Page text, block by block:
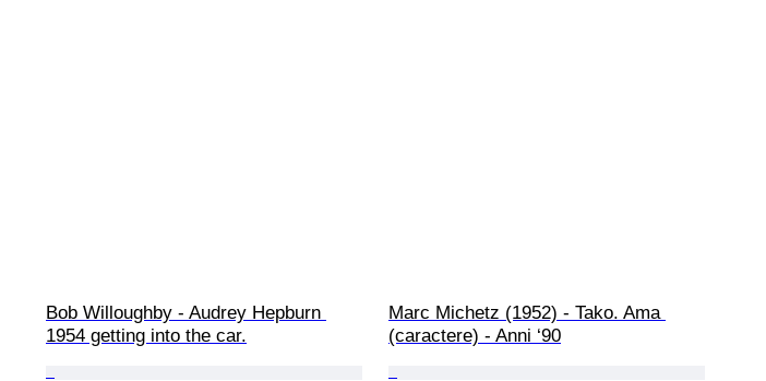
Bob Willoughby - Audrey Hepburn
1954 getting into the car.
Marc Michetz (1952) - Tako. Ama
(caractere) - Anni ‘90